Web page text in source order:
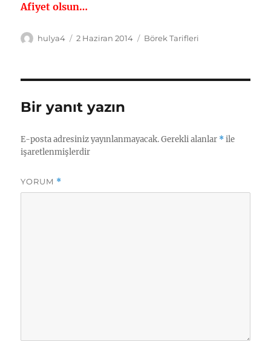
Afiyet olsun…
Yazar
hulya4
Yayın
2 Haziran 2014 Kategoriler
Börek Tarifleri
Bir yanıt yazın
E-posta adresiniz yayınlanmayacak. Gerekli alanlar *ile
işaretlenmişlerdir
YORUM *